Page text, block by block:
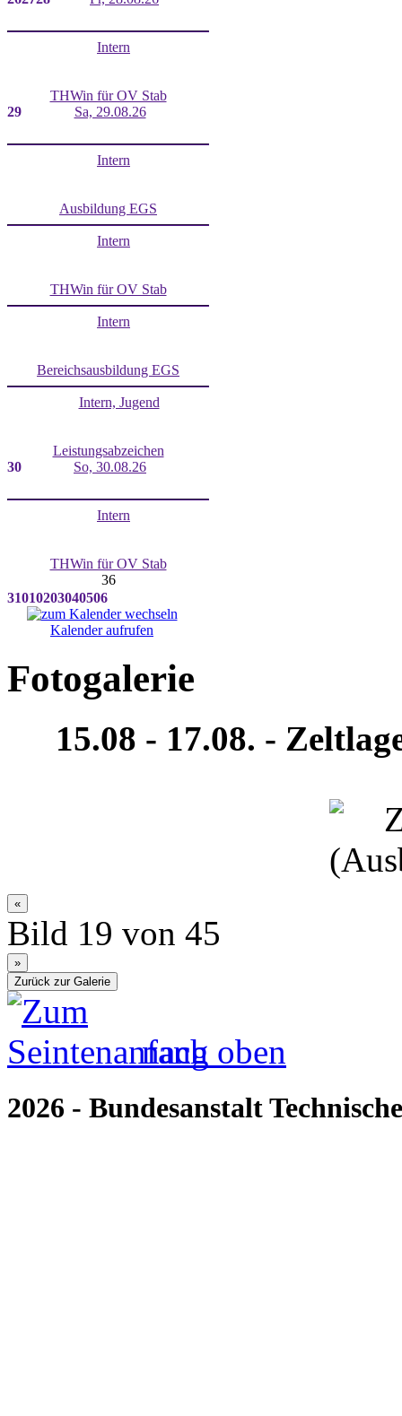
Intern
THWin für OV Stab
29
Sa, 29.08.26
Intern
Ausbildung EGS
Intern
THWin für OV Stab
Intern
Bereichsausbildung EGS
Intern, Jugend
Leistungsabzeichen
30
So, 30.08.26
Intern
THWin für OV Stab
36
31010203040506
Kalender aufrufen
Fotogalerie
15.08 - 17.08. -
Bild 19 von 45
nach oben
2026 - Bundesanstalt